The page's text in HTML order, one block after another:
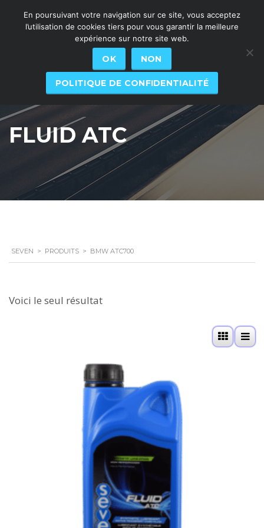
FLUID ATC
SEVEN > PRODUITS > BMW ATC700
Voici le seul résultat
En poursuivant votre navigation sur ce site, vous acceptez
l’utilisation de cookies tiers pour vous garantir la meilleure
expérience sur notre site web.
OK NON
POLITIQUE DE CONFIDENTIALITÉ